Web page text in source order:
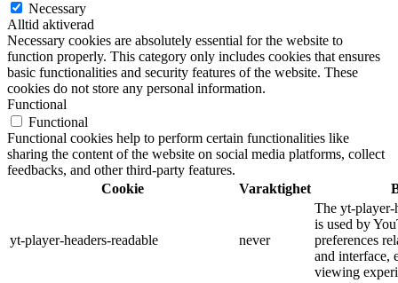
Necessary
Alltid aktiverad
Necessary cookies are absolutely essential for the website to
function properly. This category only includes cookies that ensures
basic functionalities and security features of the website. These
cookies do not store any personal information.
Functional
Functional
Functional cookies help to perform certain functionalities like
sharing the content of the website on social media platforms, collect
feedbacks, and other third-party features.
Cookie
Varaktighet
yt-player-headers-readable never
The yt-player-
is used by
preferences
and interface,
viewing